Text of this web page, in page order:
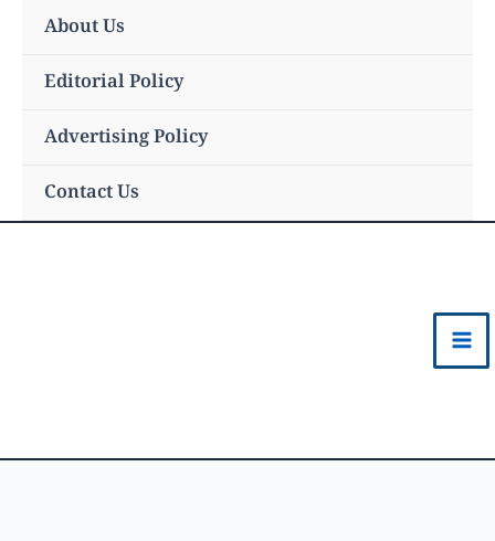
content
About Us
Editorial Policy
Advertising Policy
Contact Us